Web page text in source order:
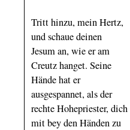
Tritt hinzu, mein Hertz,
und schaue deinen
Jesum an, wie er am
Creutz hanget. Seine
Hände hat er
ausgespannet, als der
rechte Hohepriester, dich
mit bey den Händen zu